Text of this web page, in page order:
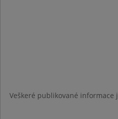
Veškeré publikované